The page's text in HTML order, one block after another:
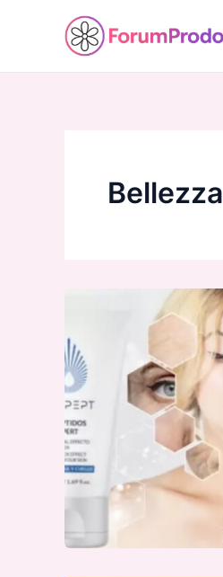
Bellezza